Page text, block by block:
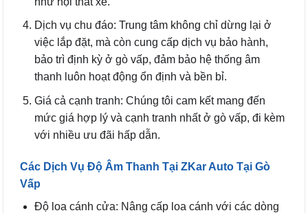
Dịch vụ chu đáo: Trung tâm không chỉ dừng lại ở
việc lắp đặt, mà còn cung cấp dịch vụ bảo hành,
bảo trì định kỳ ở gò vấp, đảm bảo hệ thống âm
thanh luôn hoạt động ổn định và bền bỉ.
Giá cả cạnh tranh: Chúng tôi cam kết mang đến
mức giá hợp lý và cạnh tranh nhất ở gò vấp, đi kèm
với nhiều ưu đãi hấp dẫn.
Các Dịch Vụ Độ Âm Thanh Tại ZKar Auto Tại Gò
Vấp
Độ loa cánh cửa: Nâng cấp loa cánh với các dòng